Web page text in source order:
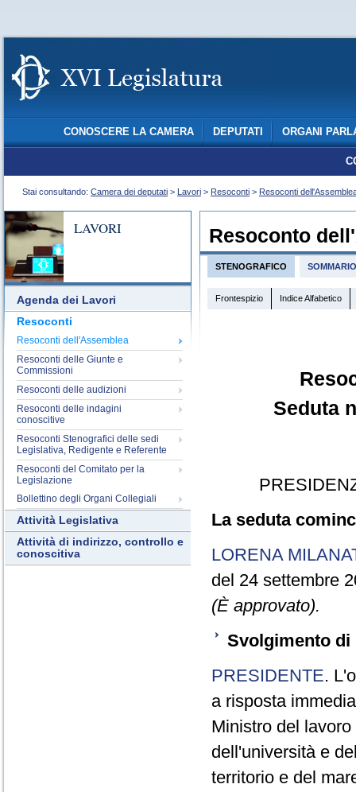
CONOSCERE LA CAMERA DEPUTATI ORGANI
Stai consultando: Camera dei deputati > Lavori > Resoconti > Resoconti
LAVORI
Agenda dei Lavori
Resoconti
Resoconti dell'Assemblea
Resoconti delle Giunte e
Commissioni
Resoconti delle audizioni
Resoconti delle indagini
conoscitive
Resoconti Stenografici delle sedi
Legislativa, Redigente e Referente
Resoconti del Comitato per la
Legislazione
Bollettino degli Organi Collegiali
Attività Legislativa
Attività di indirizzo, controllo e
conoscitiva
Resoconto
STENOGRAFICO SOMMARIO
Frontespizio Indice Alfabetico
Seduta
La seduta
LORENA
del 24 settembre
(È approvato).
Svolgimento
PRESIDENTE.
a risposta
Ministro del
dell'università e
territorio e del